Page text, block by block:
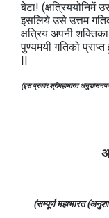
बेटा! (क्षत्रिययोनिमें
इसलिये उसे उत्तम
क्षत्रिय अपनी
पुण्यमयी गतिको
||
(इस प्रकार श्रीमहाभारत
(सम्पूर्ण महाभारत